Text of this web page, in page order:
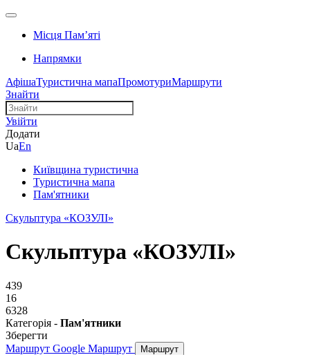
Місця Памʼяті
Напрямки
АфішаТуристична мапаПромотуриМаршрути
Знайти
Увійти
Додати
UaEn
Київщина туристична
Туристична мапа
Пам'ятники
Скульптура «КОЗУЛІ»
Скульптура «КОЗУЛІ»
439
16
6328
Категорія - Пам'ятники
Зберегти
Маршрут Google Маршрут Маршрут